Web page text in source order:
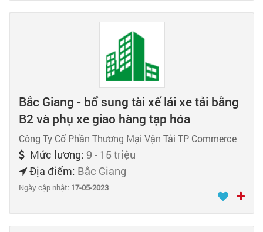
Bắc Giang - bổ sung tài xế lái xe tải bằng
B2 và phụ xe giao hàng tạp hóa
Công Ty Cổ Phần Thương Mại Vận Tải TP Commerce
Mức lương: 9 - 15 triệu
Địa điểm: Bắc Giang
Ngày cập nhật: 17-05-2023